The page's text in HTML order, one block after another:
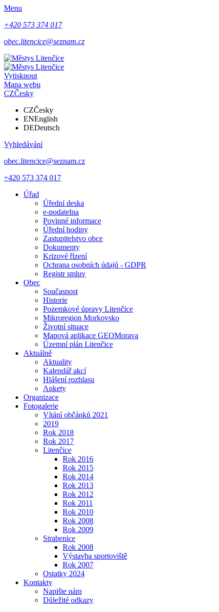
Menu
+420 573 374 017
obec.litencice@seznam.cz
Vytisknout
Mapa webu
CZČesky
CZČesky
ENEnglish
DEDeutsch
Vyhledávání
obec.litencice@seznam.cz
+420 573 374 017
Úřad
Úřední deska
e-podatelna
Povinné informace
Úřední hodiny
Zastupitelstvo obce
Dokumenty
Krizové řízení
Ochrana osobních údajů - GDPR
Registr smluv
Obec
Současnost
Historie
Pozemkové úpravy Litenčice
Mikroregion Morkovsko
Životní situace
Mapová aplikace GEOMorava
Územní plán Litenčice
Aktuálně
Aktuality
Kalendář akcí
Hlášení rozhlasu
Ankety
Organizace
Fotogalerie
Vítání občánků 2021
2019
Rok 2018
Rok 2017
Litenčice
Rok 2016
Rok 2015
Rok 2014
Rok 2013
Rok 2012
Rok 2011
Rok 2010
Rok 2008
Rok 2009
Strabenice
Rok 2008
Výstavba sportoviště
Rok 2007
Ostatky 2024
Kontakty
Napište nám
Důležité odkazy